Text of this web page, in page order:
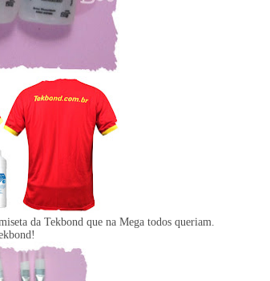
da Tekbond que na Mega todos queriam.